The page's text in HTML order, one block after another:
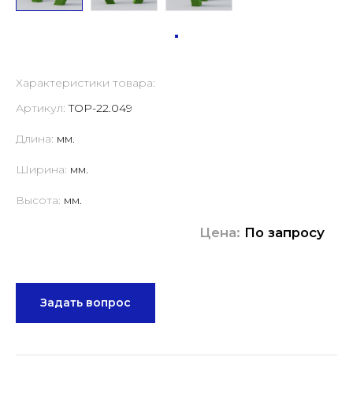
Характеристики товара:
Артикул:TOP-22.049
Длина: мм.
Ширина: мм.
Высота: мм.
Цена: По запросу
Задать вопрос